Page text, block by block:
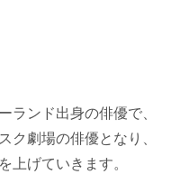
ランド出身の俳優で、
ク劇場の俳優となり、
上げていきます。